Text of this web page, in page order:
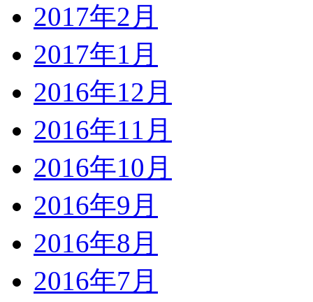
2017年2月
2017年1月
2016年12月
2016年11月
2016年10月
2016年9月
2016年8月
2016年7月